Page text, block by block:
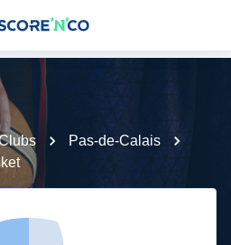
Pas-de-Calais